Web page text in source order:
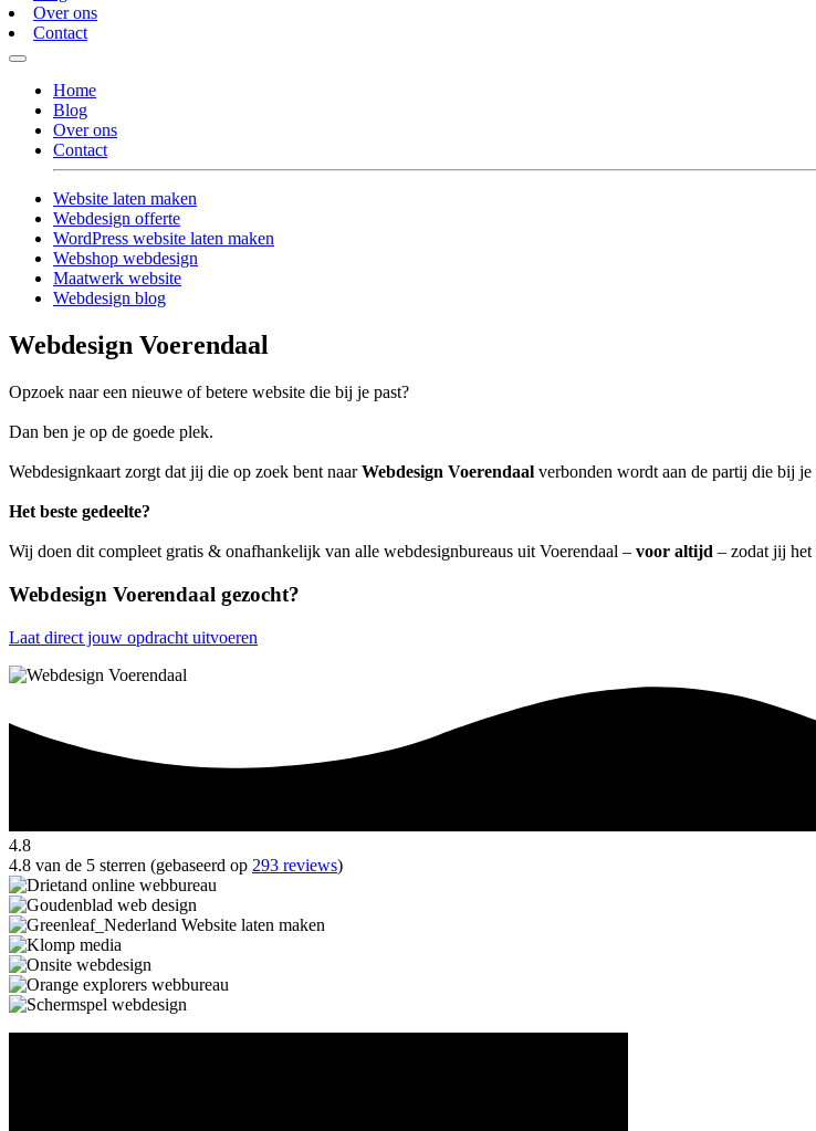
Over ons
Contact
Home
Blog
Over ons
Contact
Website laten maken
Webdesign offerte
WordPress website laten maken
Webshop webdesign
Maatwerk website
Webdesign blog
Webdesign Voerendaal
Opzoek naar een nieuwe of betere website die bij je past?
Dan ben je op de goede plek.
Webdesignkaart zorgt dat jij die op zoek bent naarWebdesign Voerendaal verbonden wordt aan de partij die bij je
Het beste gedeelte?
Wij doen dit compleet gratis & onafhankelijk van alle webdesignbureaus uit Voerendaal – voor altijd – zodat jij het
Webdesign Voerendaal gezocht?
Laat direct jouw opdracht uitvoeren
4.8
4.8 van de 5 sterren (gebaseerd op 293 reviews)